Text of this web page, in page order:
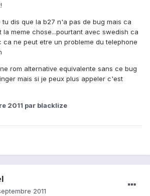
tu dis que la b27 n'a pas de bug mais ca
la meme chose...pourtant avec swedish ca
ca ne peut etre un probleme du telephone
rom alternative equivalente sans ce bug
mais si je peux plus appeler c'est
2011 par blacklize
2011